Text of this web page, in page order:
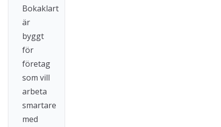
Bokaklart
är
byggt
för
företag
som vill
arbeta
smartare
med